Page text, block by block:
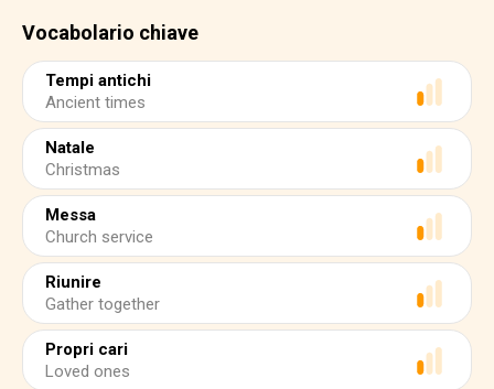
Vocabolario chiave
Tempi antichi
Ancient times
Natale
Christmas
Messa
Church service
Riunire
Gather together
Propri cari
Loved ones